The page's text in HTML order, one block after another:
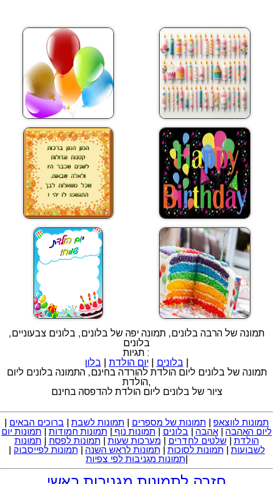
תמונה של הרבה בלונים, תמונה יפה של בלונים, בלונים צבעוניים,
בלונים
תגיות :
בלונים |יום הולדת בלון
תמונה של בלונים ליום הולדת להורדה בחינם, התמונה בלונים ליום
הולדת,
ציור של בלונים ליום הולדת להדפסה בחינם
תמונות לווצאפ | תמונות של מספרים | תמונות לשבת | ברוכים הבאים |
ליום האהבה | אהבה | בלונים | תמונות נוף | תמונות חמודות | תמונות יום
הולדת |שלטים לחדרים | מערכות שעות | תמונות לפסח | תמונות
לשבועות | תמונות לסוכות | תמונות לראש השנה | תמונות לפייסבוק |
תמונות מגניבות לפי צפיות|